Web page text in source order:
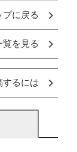
プに戻る
覧を見る
するには